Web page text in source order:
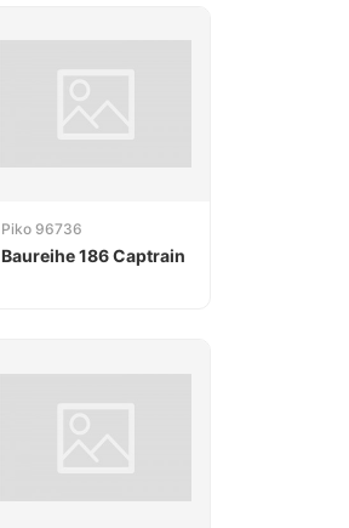
Piko 96736
Baureihe 186 Captrain